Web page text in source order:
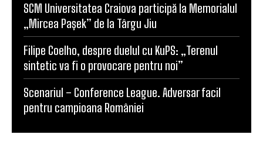
SCM Universitatea Craiova participă la Memorialul
„Mircea Pașek” de la Târgu Jiu
Filipe Coelho, despre duelul cu KuPS: „Terenul
sintetic va fi o provocare pentru noi”
Scenariul – Conference League. Adversar facil
pentru campioana României